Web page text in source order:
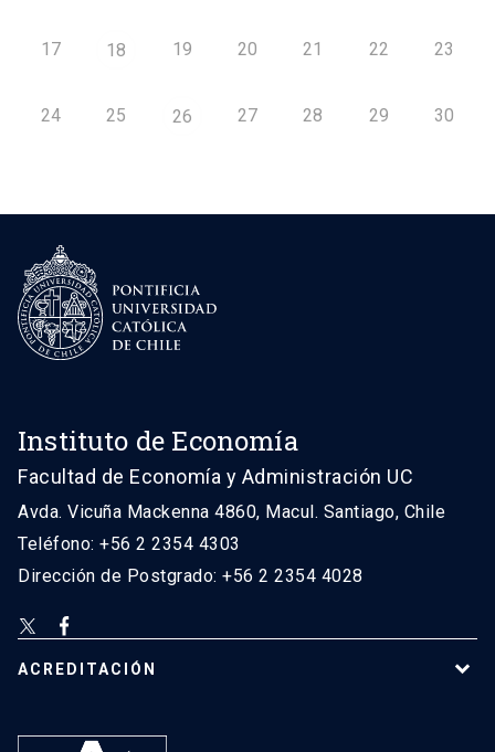
17 18 19 20 21 22 23
24 25 26 27 28 29 30
Instituto de Economía
Facultad de Economía y Administración UC
Avda. Vicuña Mackenna 4860, Macul. Santiago, Chile
Teléfono: +56 2 2354 4303
Dirección de Postgrado: +56 2 2354 4028
ACREDITACIÓN